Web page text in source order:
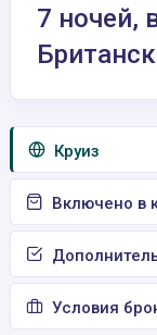
7 ночей,
Круиз
Включено в
Условия